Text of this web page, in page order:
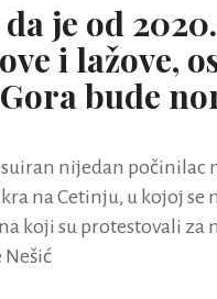
je od
i lažove,
bude
nijedan počinilac
na Cetinju, u kojoj
koji su protestovali za
Nešić